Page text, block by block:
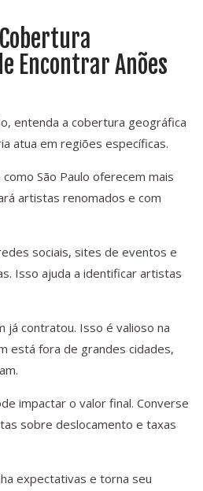
Encontrar Anões
entenda a cobertura geográfica
atua em regiões específicas.
São Paulo oferecem mais
artistas renomados e com
sociais, sites de eventos e
Isso ajuda a identificar artistas
já contratou. Isso é valioso na
está fora de grandes cidades,
impactar o valor final. Converse
sobre deslocamento e taxas
expectativas e torna seu